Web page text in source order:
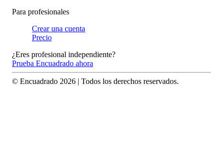
Para profesionales
Crear una cuenta
Precio
¿Eres profesional independiente?
Prueba Encuadrado ahora
© Encuadrado 2026 | Todos los derechos reservados.